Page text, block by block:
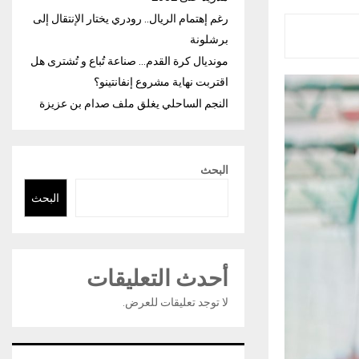
رغم إهتمام الريال.. رودري يختار الإنتقال إلى
برشلونة
مونديال كرة القدم… صناعة تُباع و تُشترى هل
اقتربت نهاية مشروع إنفانتينو؟
النجم الساحلي يغلق ملف صدام بن عزيزة
البحث
البحث
أحدث التعليقات
لا توجد تعليقات للعرض.